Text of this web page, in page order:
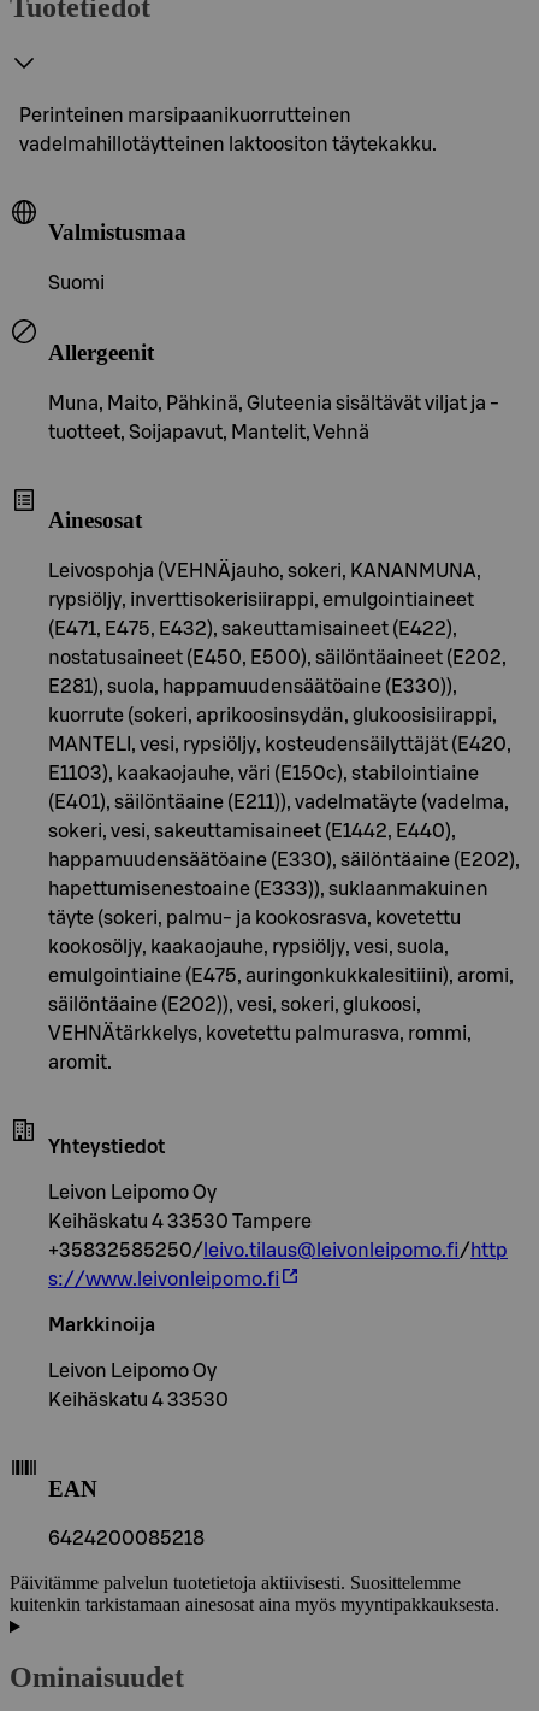
Tuotetiedot
Perinteinen marsipaanikuorrutteinen
vadelmahillotäytteinen laktoositon täytekakku.
Valmistusmaa
Suomi
Allergeenit
Muna, Maito, Pähkinä, Gluteenia sisältävät viljat ja -
tuotteet, Soijapavut, Mantelit, Vehnä
Ainesosat
Leivospohja (VEHNÄjauho, sokeri, KANANMUNA,
rypsiöljy, inverttisokerisiirappi, emulgointiaineet
(E471, E475, E432), sakeuttamisaineet (E422),
nostatusaineet (E450, E500), säilöntäaineet (E202,
E281), suola, happamuudensäätöaine (E330)),
kuorrute (sokeri, aprikoosinsydän, glukoosisiirappi,
MANTELI, vesi, rypsiöljy, kosteudensäilyttäjät (E420,
E1103), kaakaojauhe, väri (E150c), stabilointiaine
(E401), säilöntäaine (E211)), vadelmatäyte (vadelma,
sokeri, vesi, sakeuttamisaineet (E1442, E440),
happamuudensäätöaine (E330), säilöntäaine (E202),
hapettumisenestoaine (E333)), suklaanmakuinen
täyte (sokeri, palmu- ja kookosrasva, kovetettu
kookosöljy, kaakaojauhe, rypsiöljy, vesi, suola,
emulgointiaine (E475, auringonkukkalesitiini), aromi,
säilöntäaine (E202)), vesi, sokeri, glukoosi,
VEHNÄtärkkelys, kovetettu palmurasva, rommi,
aromit.
Yhteystiedot
Leivon Leipomo Oy
Keihäskatu 4 33530 Tampere
+35832585250/ leivo.tilaus@leivonleipomo.fi/ http
s://www.leivonleipomo.fi
Markkinoija
Leivon Leipomo Oy
Keihäskatu 4 33530
EAN
6424200085218
Päivitämme palvelun tuotetietoja aktiivisesti. Suosittelemme
kuitenkin tarkistamaan ainesosat aina myös myyntipakkauksesta.
Ominaisuudet